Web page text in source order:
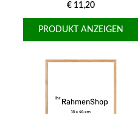
€ 11,20
PRODUKT ANZEIGEN